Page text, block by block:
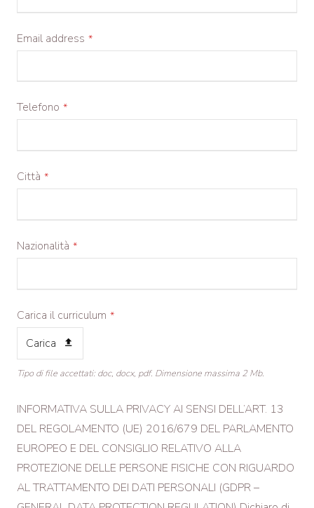
Email address *
Telefono *
Città *
Nazionalità *
Carica il curriculum *
Carica
Tipo di file accettati: doc, docx, pdf. Dimensione massima 2 Mb.
INFORMATIVA SULLA PRIVACY AI SENSI DELL’ART. 13
DEL REGOLAMENTO (UE) 2016/679 DEL PARLAMENTO
EUROPEO E DEL CONSIGLIO RELATIVO ALLA
PROTEZIONE DELLE PERSONE FISICHE CON RIGUARDO
AL TRATTAMENTO DEI DATI PERSONALI (GDPR –